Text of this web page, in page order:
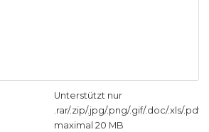
Unterstützt nur
.rar/.zip/.jpg/.png/.gif/.doc/.xls/.pdf,
maximal 20 MB